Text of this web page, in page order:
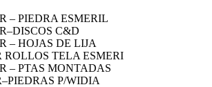
– PIEDRA ESMERIL
C&D
– HOJAS DE LIJA
ROLLOS TELA ESMERI
– PTAS MONTADAS
P/WIDIA